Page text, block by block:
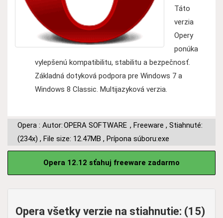
Táto
verzia
Opery
ponúka
vylepšenú kompatibilitu, stabilitu a bezpečnosť.
Základná dotyková podpora pre Windows 7 a
Windows 8 Classic. Multijazyková verzia.
Opera : Autor:OPERA SOFTWARE , Freeware , Stiahnuté:
(234x) , File size: 12.47MB , Prípona súboru:exe
Opera 12.12 sťahuj freeware zadarmo
Opera všetky verzie na stiahnutie: (15)